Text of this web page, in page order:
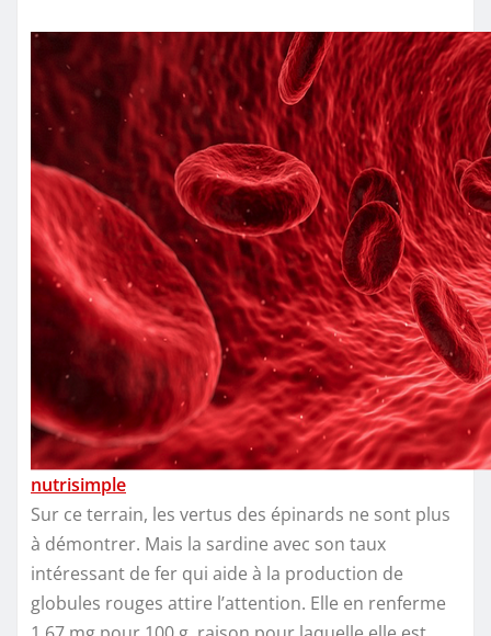
nutrisimple
Sur ce terrain, les vertus des épinards ne sont plus
à démontrer. Mais la sardine avec son taux
intéressant de fer qui aide à la production de
globules rouges attire l’attention. Elle en renferme